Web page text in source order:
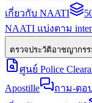
เกี่ยวกับ NAATI
NAATI แบ่งตาม
ตรวจประวัติอาชญากร
ศูนย์ Police
Apostille
ถาม-ตอ